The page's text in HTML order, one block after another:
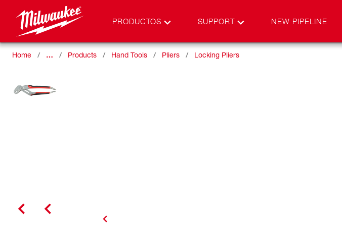
PRODUCTOS SUPPORT NEW PIPELINE
Home … Products Hand Tools Pliers Locking Pliers